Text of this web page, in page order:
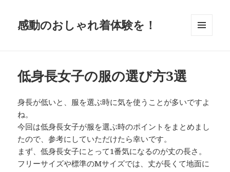
感動のおしゃれ着体験を！
低身長女子の服の選び方3選
身長が低いと、服を選ぶ時に気を使うことが多いですよ
ね。
今回は低身長女子が服を選ぶ時のポイントをまとめまし
たので、参考にしていただけたら幸いです。
まず、低身長女子にとって1番気になるのが丈の長さ。
フリーサイズや標準のMサイズでは、丈が長くて地面に